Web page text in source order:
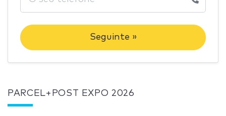
Seguinte »
PARCEL+POST EXPO 2026